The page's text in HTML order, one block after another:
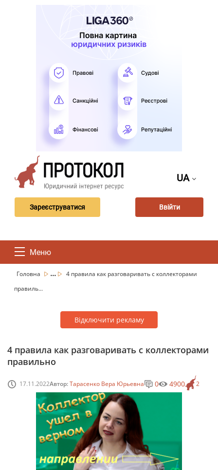
UA
Зареєструватися Ввійти
Меню
Головна ...
4 правила как разговаривать с коллекторами
правиль...
Відключити рекламу
4 правила как разговаривать с коллекторами
правильно
17.11.2022Автор:Тарасенко Вера Юрьевна 2
0 4900